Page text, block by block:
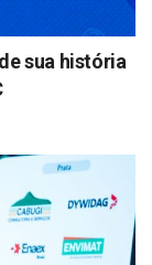
sua história